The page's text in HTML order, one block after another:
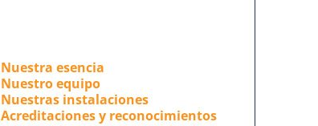
Nuestra esencia
Nuestro equipo
Nuestras instalaciones
Acreditaciones y reconocimientos